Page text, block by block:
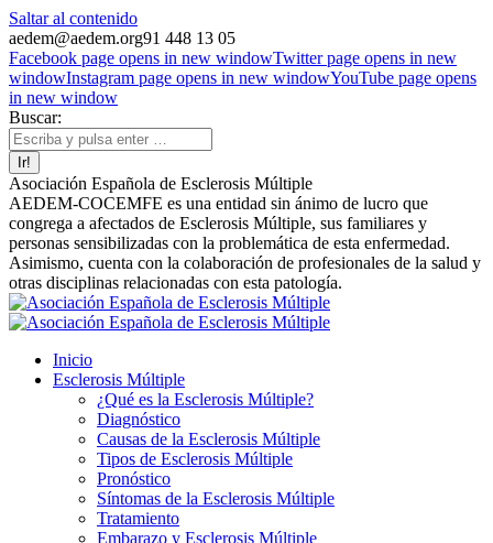
Saltar al contenido
aedem@aedem.org91 448 13 05
Facebook page opens in new windowTwitter page opens in new
windowInstagram page opens in new windowYouTube page opens
in new window
Buscar:
Asociación Española de Esclerosis Múltiple
AEDEM-COCEMFE es una entidad sin ánimo de lucro que
congrega a afectados de Esclerosis Múltiple, sus familiares y
personas sensibilizadas con la problemática de esta enfermedad.
Asimismo, cuenta con la colaboración de profesionales de la salud y
otras disciplinas relacionadas con esta patología.
Inicio
Esclerosis Múltiple
¿Qué es la Esclerosis Múltiple?
Diagnóstico
Causas de la Esclerosis Múltiple
Tipos de Esclerosis Múltiple
Pronóstico
Síntomas de la Esclerosis Múltiple
Tratamiento
Embarazo y Esclerosis Múltiple